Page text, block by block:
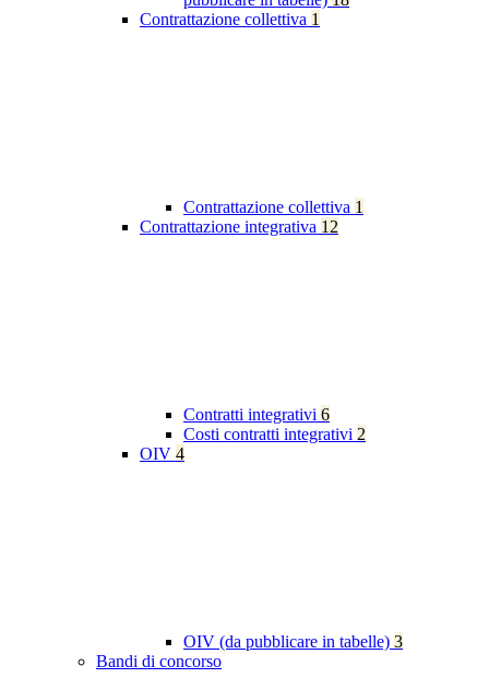
Contrattazione collettiva 1
Contrattazione collettiva 1
Contrattazione integrativa 12
Contratti integrativi 6
Costi contratti integrativi 2
OIV 4
OIV (da pubblicare in tabelle) 3
Bandi di concorso